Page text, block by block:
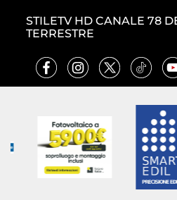
STILETV HD CANALE 78
TERRESTRE